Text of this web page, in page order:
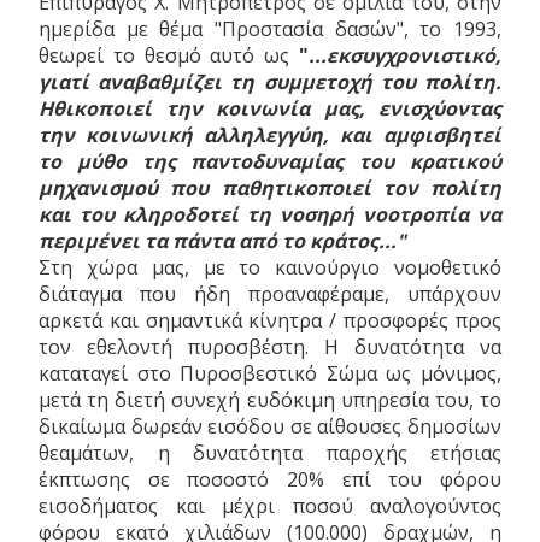
ημερίδα με θέμα "Προστασία δασών", το 1993,
θεωρεί το θεσμό αυτό ως "...εκσυγχρονιστικό,
γιατί αναβαθμίζει τη συμμετοχή του πολίτη.
Ηθικοποιεί την κοινωνία μας, ενισχύοντας
την κοινωνική αλληλεγγύη, και αμφισβητεί
το μύθο της παντοδυναμίας του κρατικού
μηχανισμού που παθητικοποιεί τον πολίτη
και του κληροδοτεί τη νοσηρή νοοτροπία να
περιμένει τα πάντα από το κράτος..."
Στη χώρα μας, με το καινούργιο νομοθετικό
διάταγμα που ήδη προαναφέραμε, υπάρχουν
αρκετά και σημαντικά κίνητρα / προσφορές προς
τον εθελοντή πυροσβέστη. Η δυνατότητα να
καταταγεί στο Πυροσβεστικό Σώμα ως μόνιμος,
μετά τη διετή συνεχή ευδόκιμη υπηρεσία του, το
δικαίωμα δωρεάν εισόδου σε αίθουσες δημοσίων
θεαμάτων, η δυνατότητα παροχής ετήσιας
έκπτωσης σε ποσοστό 20% επί του φόρου
εισοδήματος και μέχρι ποσού αναλογούντος
φόρου εκατό χιλιάδων (100.000) δραχμών, η